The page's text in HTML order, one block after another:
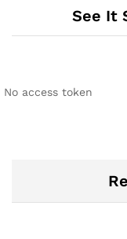
See It
No access token